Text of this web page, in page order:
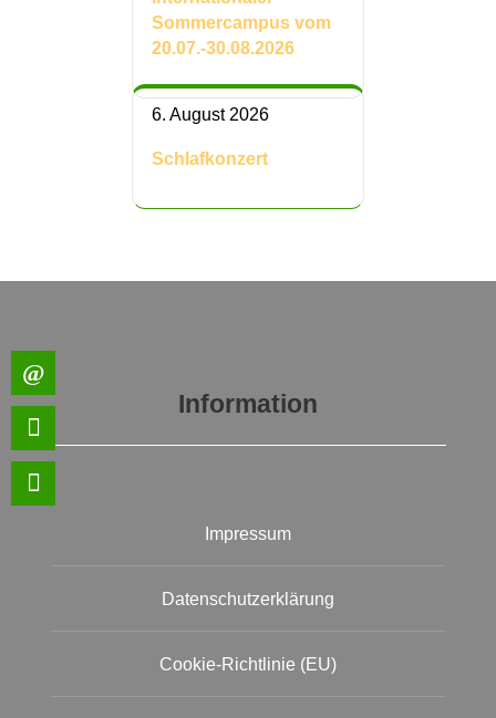
Sommercampus vom
20.07.-30.08.2026
6. August 2026
Schlafkonzert
Information
Impressum
Datenschutzerklärung
Cookie-Richtlinie (EU)